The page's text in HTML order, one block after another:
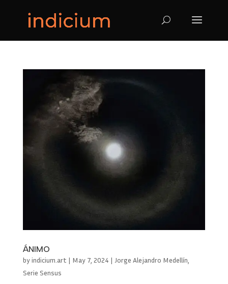
ÁNIMO
byindicium.art | May 7, 2024 | Jorge Alejandro Medellín
Serie Sensus